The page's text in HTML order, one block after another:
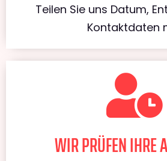
Teilen Sie uns Datum,
Kontaktdaten
WIR PRÜFEN IHRE